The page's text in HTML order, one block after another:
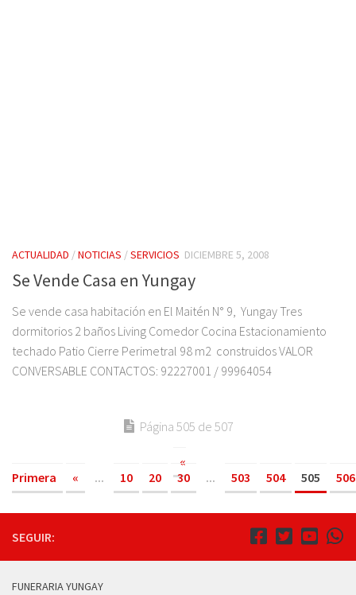
ACTUALIDAD /NOTICIAS /SERVICIOS DICIEMBRE 5, 2008
Se Vende Casa en Yungay
Se vende casa habitación en El Maitén N° 9, Yungay Tres
dormitorios 2 baños Living Comedor Cocina Estacionamiento
techado Patio Cierre Perimetral 98 m2 construidos VALOR
CONVERSABLE CONTACTOS: 92227001 / 99964054
Página 505 de 507
«
Primera
« ... 10 20 30 ... 503 504 505 506
SEGUIR:
FUNERARIA YUNGAY